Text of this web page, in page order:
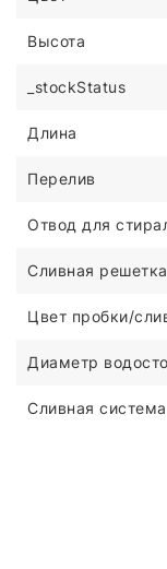
Высота
_stockStatus
Длина
Перелив
Отвод для
Сливная решетка
Цвет пробки/
Диаметр
Сливная система